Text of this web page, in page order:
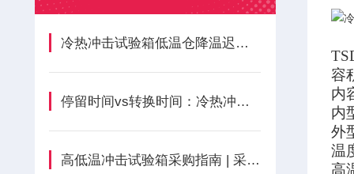
冷热冲击试验箱低温仓降温迟缓隐患与全周期维保方案
停留时间vs转换时间：冷热冲击的核心秘密
高低温冲击试验箱采购指南 | 采购人员5步避坑要点
容
内
内
外
温
高